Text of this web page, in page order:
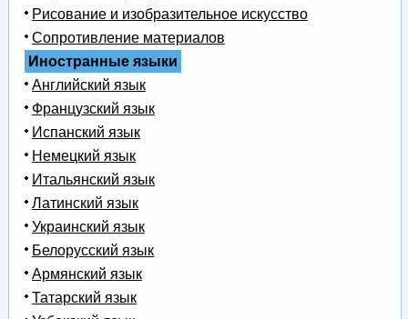
Рисование и изобразительное искусство
Сопротивление материалов
Иностранные языки
Английский язык
Французский язык
Испанский язык
Немецкий язык
Итальянский язык
Латинский язык
Украинский язык
Белорусский язык
Армянский язык
Татарский язык